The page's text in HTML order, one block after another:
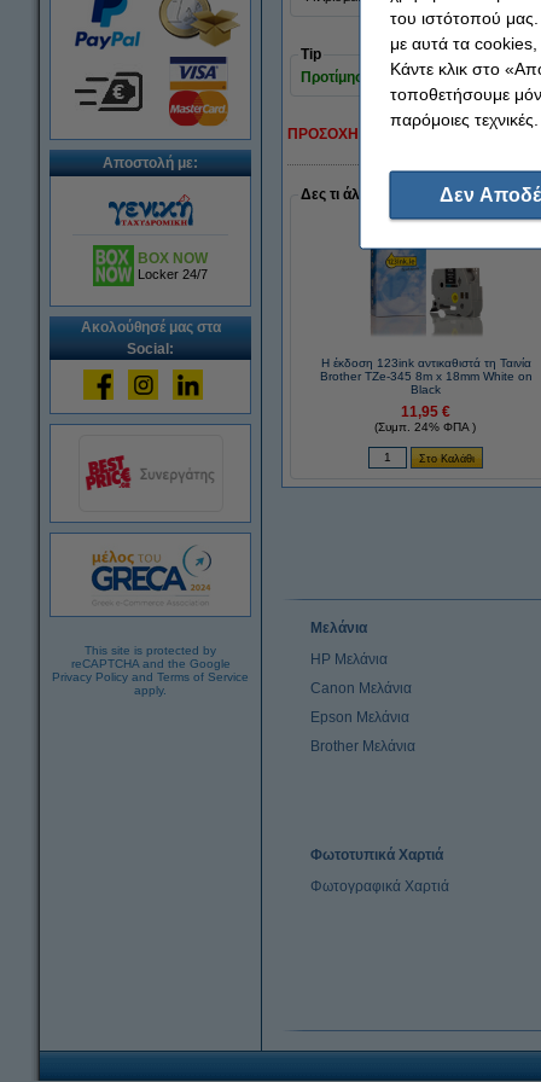
Αποστολή με:
BOX NOW
Locker 24/7
Ακολούθησέ μας στα
Social:
This site is protected by
reCAPTCHA and the Google
Privacy Policy and Terms of Service
apply.
Tip
Προτίμησε την έκδοση 123ink αντί
ΠΡΟΣΟΧΗ! Δεν είναι ακόμη
Δες τι άλλο επέλεξαν όσοι έκαναν
Η έκδοση 123ink αντικαθιστά τη Ταινία
Brother TZe-345 8m x 18mm White on
Black
11,95 €
(Συμπ. 24% ΦΠΑ )
Μελάνια
HP Μελάνια
Canon Μελάνια
Epson Μελάνια
Brother Μελάνια
Φωτοτυπικά Χαρτιά
Φωτογραφικά Χαρτιά
του ιστότοπού
με αυτά τα cookies,
Κάντε κλικ στο
τοποθετήσουμε
παρόμοιες τεχνικές.
Δεν